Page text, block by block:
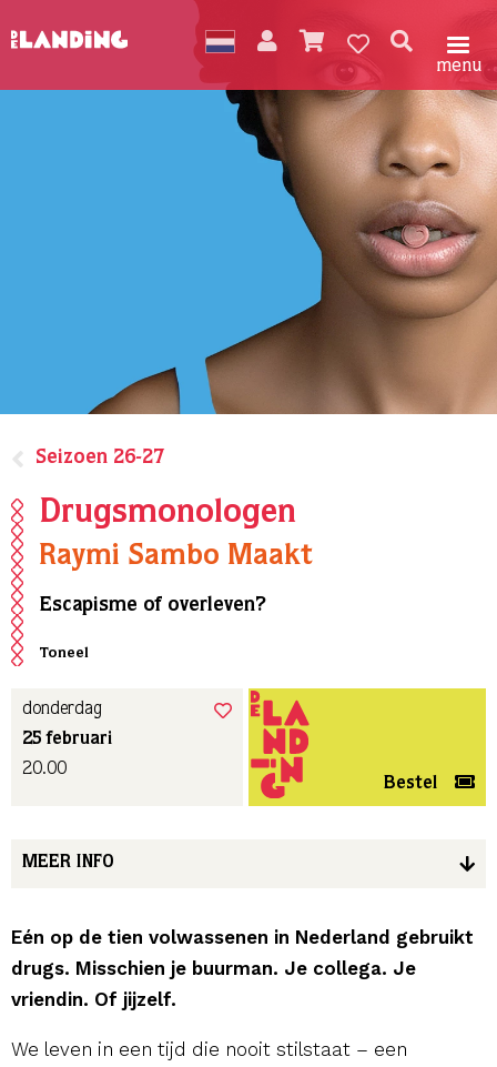
menu
Seizoen 26-27
Drugsmonologen
Raymi Sambo Maakt
Escapisme of overleven?
Toneel
donderdag
25 februari
20.00
Bestel
MEER INFO
Eén op de tien volwassenen in Nederland gebruikt
drugs. Misschien je buurman. Je collega. Je
vriendin. Of jijzelf.
We leven in een tijd die nooit stilstaat – een